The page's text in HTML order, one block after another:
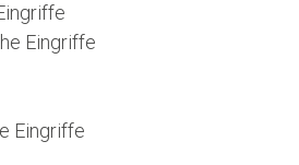
Eingriffe
Eingriffe